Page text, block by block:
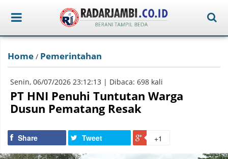
Home / Pemerintahan
Senin, 06/07/2026 23:12:13 | Dibaca: 698 kali
PT HNI Penuhi Tuntutan Warga
Dusun Pematang Resak
Share Tweet +1